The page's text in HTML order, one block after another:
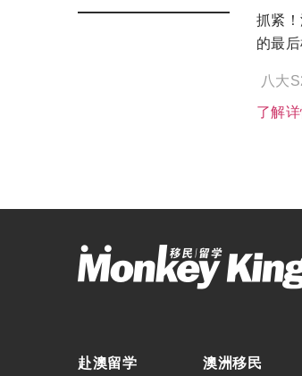
抓紧
的最后
了解
赴澳留学 澳洲移民